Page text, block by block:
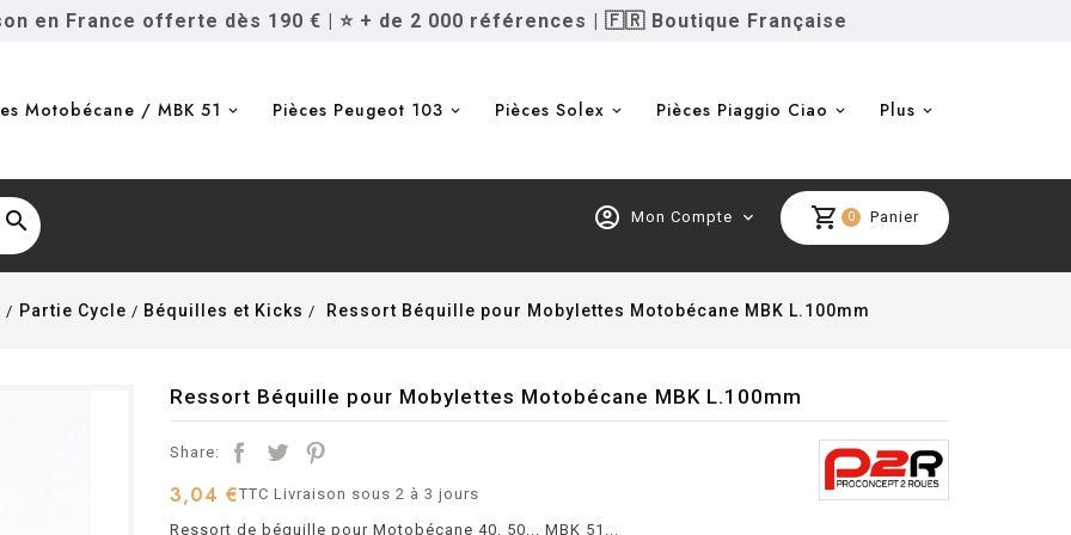
en France offerte dès 190 € | ⭐ + de 2 000 références | 🇫🇷 Boutique Française
Motobécane / MBK 51 Pièces Peugeot 103 Pièces Solex Pièces Piaggio Ciao Plus
 shopping_cart 0 Panier
account_circle Mon Compte expand_more
Partie Cycle Béquilles et Kicks Ressort Béquille pour Mobylettes Motobécane MBK L.100mm
Ressort Béquille pour Mobylettes Motobécane MBK L.100mm
Share:
3,04 €TTC Livraison sous 2 à 3 jours
Ressort de béquille pour Motobécane 40, 50... MBK 51...